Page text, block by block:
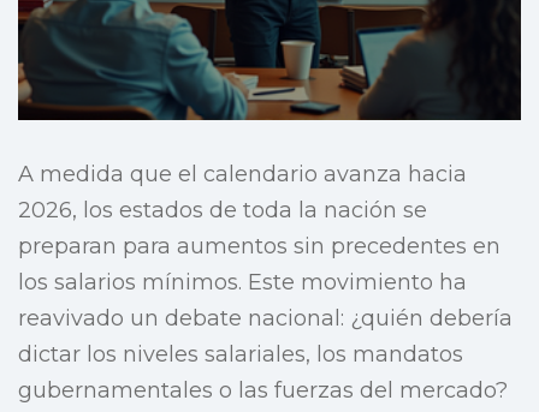
A medida que el calendario avanza hacia
2026, los estados de toda la nación se
preparan para aumentos sin precedentes en
los salarios mínimos. Este movimiento ha
reavivado un debate nacional: ¿quién debería
dictar los niveles salariales, los mandatos
gubernamentales o las fuerzas del mercado?